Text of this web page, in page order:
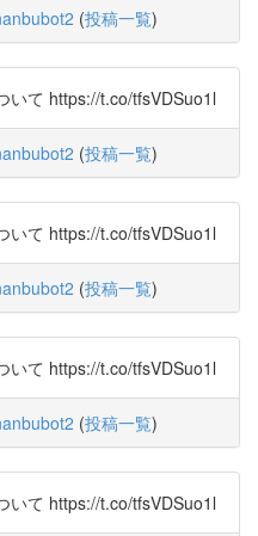
(投稿一覧)
いて https://t.co/tfsVDSuo1l
(投稿一覧)
いて https://t.co/tfsVDSuo1l
(投稿一覧)
いて https://t.co/tfsVDSuo1l
(投稿一覧)
いて https://t.co/tfsVDSuo1l